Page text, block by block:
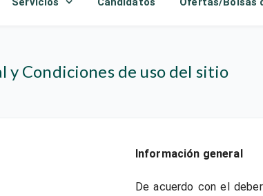
y Condiciones de uso del sitio
Información general
De acuerdo con el